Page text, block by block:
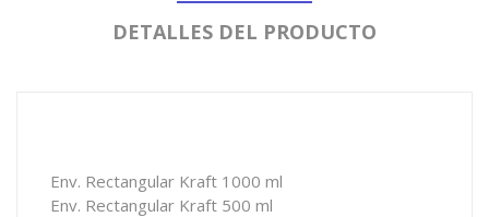
DETALLES DEL PRODUCTO
Env. Rectangular Kraft 1000 ml
Env. Rectangular Kraft 500 ml